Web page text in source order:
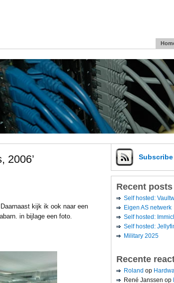
2006’
kijk ik ook naar een
in bijlage een foto.
Subscribe
Recent posts
Self hosted:
Eigen AS netwerk
Self hosted:
Self hosted:
Military 2025
Recente
Roland op
René Janssen op